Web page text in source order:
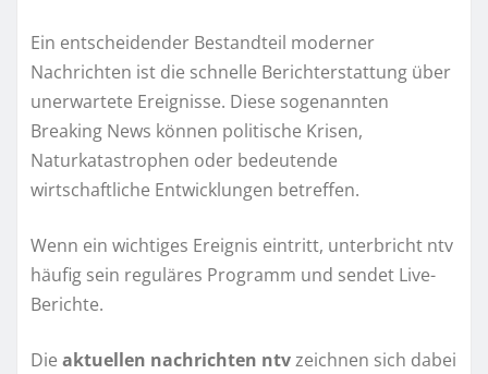
Ein entscheidender Bestandteil moderner
Nachrichten ist die schnelle Berichterstattung über
unerwartete Ereignisse. Diese sogenannten
Breaking News können politische Krisen,
Naturkatastrophen oder bedeutende
wirtschaftliche Entwicklungen betreffen.
Wenn ein wichtiges Ereignis eintritt, unterbricht ntv
häufig sein reguläres Programm und sendet Live-
Berichte.
Die aktuellen nachrichten ntvzeichnen sich dabei